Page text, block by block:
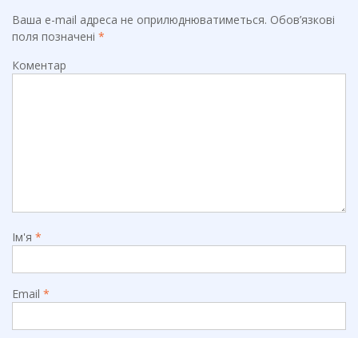
Ваша e-mail адреса не оприлюднюватиметься. Обов’язкові
поля позначені *
Коментар
Ім'я *
Email *